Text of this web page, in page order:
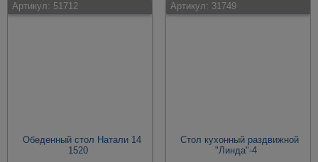
Артикул: 51712
Обеденный стол Натали 14
1520
Артикул: 31749
Стол кухонный раздвижной
"Линда"-4